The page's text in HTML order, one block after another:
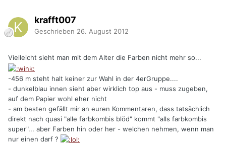
krafft007
Geschrieben 26. August 2012
Vielleicht sieht man mit dem Alter die Farben nicht mehr so...
-456 m steht halt keiner zur Wahl in der 4erGruppe....
- dunkelblau innen sieht aber wirklich top aus - muss zugeben,
auf dem Papier wohl eher nicht
- am besten gefällt mir an euren Kommentaren, dass tatsächlich
direkt nach quasi "alle farbkombis blöd" kommt "alls farbkombis
super"... aber Farben hin oder her - welchen nehmen, wenn man
nur einen darf ?